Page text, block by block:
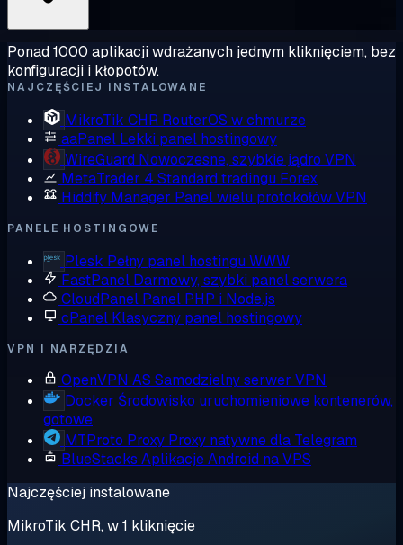
Ponad 1000 aplikacji wdrażanych jednym kliknięciem, bez
konfiguracji i kłopotów.
NAJCZĘŚCIEJ INSTALOWANE
MikroTik CHR RouterOS w chmurze
aaPanel Lekki panel hostingowy
WireGuard Nowoczesne, szybkie jądro VPN
MetaTrader 4 Standard tradingu Forex
Hiddify Manager Panel wielu protokołów VPN
PANELE HOSTINGOWE
Plesk Pełny panel hostingu WWW
FastPanel Darmowy, szybki panel serwera
CloudPanel Panel PHP i Node.js
cPanel Klasyczny panel hostingowy
VPN I NARZĘDZIA
OpenVPN AS Samodzielny serwer VPN
Docker Środowisko uruchomieniowe kontenerów,
gotowe
MTProto Proxy Proxy natywne dla Telegram
BlueStacks Aplikacje Android na VPS
Najczęściej instalowane
MikroTik CHR, w 1 kliknięcie